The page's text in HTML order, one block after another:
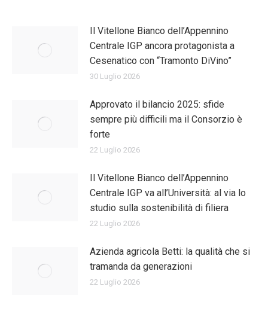
Il Vitellone Bianco dell’Appennino
Centrale IGP ancora protagonista a
Cesenatico con “Tramonto DiVino”
30 Luglio 2026
Approvato il bilancio 2025: sfide
sempre più difficili ma il Consorzio è
forte
22 Luglio 2026
Il Vitellone Bianco dell’Appennino
Centrale IGP va all’Università: al via lo
studio sulla sostenibilità di filiera
22 Luglio 2026
Azienda agricola Betti: la qualità che si
tramanda da generazioni
22 Luglio 2026